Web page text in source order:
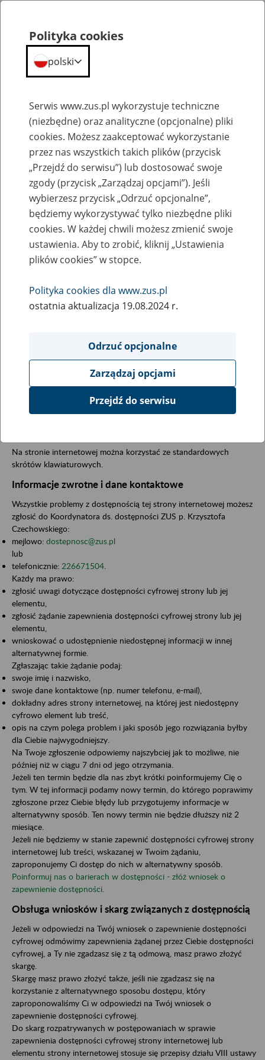
Statystyczny
ZUS
Deklaracja dostępności
Zakład Ubezpieczeń Społecznychzobowiązuje się zapewnić
dostępność swojejstrony internetowej zgodnie z przepisami
ustawy z dnia 4 kwietnia 2019 r. o dostępności cyfrowej stron
internetowych i aplikacji mobilnych podmiotów publicznych.
Deklaracja dostępności dotyczy strony Portal Statystyczny ZUS
Data publikacji strony internetowej:2017-03-24
Data ostatniej istotnej aktualizacji:
2020-03-24
Stan dostępności cyfrowej
Ta strona internetowa jest w pełni zgodna z załącznikiem do
internetowych i aplikacji mobilnych podmiotów publicznych.
Przygotowanie deklaracji dostępności
Deklarację sporządziliśmy na podstawie badań przeprowadzonych
konsorcjum - Fundację Instytut Rozwoju Regionalnego i
Utilitia sp. z o.o. (plik pdf 397 kb) (załączniki do audytu, zip 5,4 mb)
eksperta ds. dostępności wcag-audyt.pl (plik pdf 201 kb)
ocene własną.
Na stronie internetowej można korzystać ze standardowych
skrótów klawiaturowych.
Informacje zwrotne i dane kontaktowe
Wszystkie problemy z dostępnością tej strony internetowej możesz
zgłosić do Koordynatora ds. dostępności ZUS p. Krzysztofa
Czechowskiego:
mejlowo: dostepnosc@zus.pl
lub
telefonicznie: 226671504
Każdy ma prawo:
zgłosić uwagi dotyczące dostępności cyfrowej strony lub jej
elementu,
zgłosić żądanie zapewnienia dostępności cyfrowej strony lub jej
elementu,
wnioskować o udostępnienie niedostępnej informacji w innej
alternatywnej formie.
Zgłaszając takie żądanie podaj:
swoje imię i nazwisko,
swoje dane kontaktowe (np. numer telefonu, e-mail),
dokładny adres strony internetowej, na której jest niedostępny
cyfrowo element lub treść,
opis na czym polega problem i jaki sposób jego rozwiązania byłby
dla Ciebie najwygodniejszy.
Na Twoje zgłoszenie odpowiemy najszybciej jak to możliwe, nie
później niż w ciągu 7 dni od jego otrzymania.
Jeżeli ten termin będzie dla nas zbyt krótki poinformujemy Cię o
tym. W tej informacji podamy nowy termin, do którego poprawimy
zgłoszone przez Ciebie błędy lub przygotujemy informacje w
alternatywny sposób. Ten nowy termin nie będzie dłuższy niż 2
miesiące.
Jeżeli nie będziemy w stanie zapewnić dostępności cyfrowej strony
internetowej lub treści, wskazanej w Twoim żądaniu,
zaproponujemy Ci dostęp do nich w alternatywny sposób.
Poinformuj nas o barierach w dostępności - złóż wniosek o
zapewnienie dostępności.
Obsługa wniosków i skarg związanych z dostępnością
Jeżeli w odpowiedzi na Twój wniosek o zapewnienie dostępności
cyfrowej odmówimy zapewnienia żądanej przez Ciebie dostępności
cyfrowej, a Ty nie zgadzasz się z tą odmową, masz prawo złożyć
skargę.
Skargę masz prawo złożyć także, jeśli nie zgadzasz się na
korzystanie z alternatywnego sposobu dostępu, który
zaproponowaliśmy Ci w odpowiedzi na Twój wniosek o
zapewnienie dostępności cyfrowej.
Do skarg rozpatrywanych w postępowaniach w sprawie
zapewnienia dostępności cyfrowej strony internetowej lub
elementu strony internetowej stosuje się przepisy działu VIII ustawy
Polityka cookies
polski
Serwis www.zus.pl wykorzystuje techniczne
(niezbędne) oraz analityczne (opcjonalne) pliki
cookies. Możesz zaakceptować wykorzystanie
przez nas wszystkich takich plików (przycisk
„Przejdź do serwisu”) lub dostosować swoje
zgody (przycisk „Zarządzaj opcjami”). Jeśli
wybierzesz przycisk „Odrzuć opcjonalne”,
będziemy wykorzystywać tylko niezbędne pliki
cookies. W każdej chwili możesz zmienić swoje
ustawienia. Aby to zrobić, kliknij „Ustawienia
plików cookies” w stopce.
Polityka cookies dla www.zus.pl
ostatnia aktualizacja 19.08.2024 r.
Odrzuć opcjonalne
Zarządzaj opcjami
Przejdź do serwisu